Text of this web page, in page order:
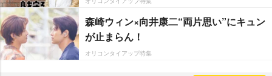
森崎ウィン×向井康二“両片思い”にキュン
が止まらん！
オリコンタイアップ特集